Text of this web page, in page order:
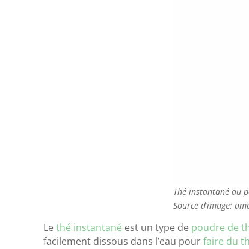
Thé instantané au
Source d’image:
Lethé instantané est un type de poudre de
facilement dissous dans l’eau pourfaire du